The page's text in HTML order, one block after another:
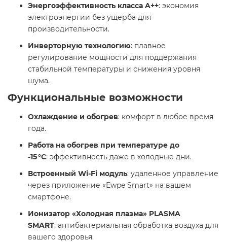
Энергоэффективность класса A++: экономия
электроэнергии без ущерба для
производительности. ​
Инверторную технологию: плавное
регулирование мощности для поддержания
стабильной температуры и снижения уровня
шума. ​
Функциональные возможности
Охлаждение и обогрев: комфорт в любое время
года.​
Работа на обогрев при температуре до
-15 °C: эффективность даже в холодные дни. ​
Встроенный Wi-Fi модуль: удаленное управление
через приложение «Ewpe Smart» на вашем
смартфоне. ​
Ионизатор «Холодная плазма» PLASMA
SMART: антибактериальная обработка воздуха для
вашего здоровья. ​